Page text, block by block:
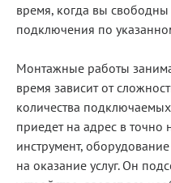
время, когда вы
подключения по
Монтажные работы
время зависит от
количества
приедет на адрес в точно
инструмент,
на оказание услуг. Он